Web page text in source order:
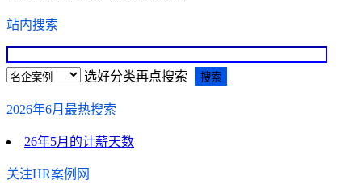
站内搜索
选好分类再点搜索
2026年6月最热搜索
26年5月的计薪天数
关注HR案例网